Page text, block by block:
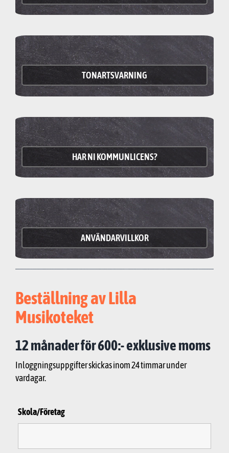
TONARTSVARNING
HAR NI KOMMUNLICENS?
ANVÄNDARVILLKOR
Beställning av Lilla
Musikoteket
12 månader för 600:- exklusive moms
Inloggningsuppgifter skickas inom 24 timmar under
vardagar.
Skola/Företag